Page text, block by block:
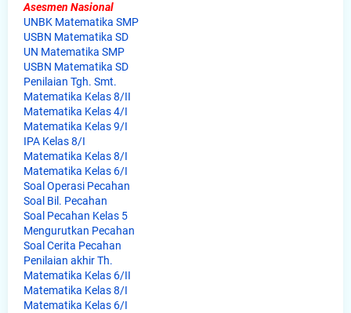
Asesmen Nasional
UNBK Matematika SMP
USBN Matematika SD
UN Matematika SMP
USBN Matematika SD
Penilaian Tgh. Smt.
Matematika Kelas 8/II
Matematika Kelas 4/I
Matematika Kelas 9/I
IPA Kelas 8/I
Matematika Kelas 8/I
Matematika Kelas 6/I
Soal Operasi Pecahan
Soal Bil. Pecahan
Soal Pecahan Kelas 5
Mengurutkan Pecahan
Soal Cerita Pecahan
Penilaian akhir Th.
Matematika Kelas 6/II
Matematika Kelas 8/I
Matematika Kelas 6/I